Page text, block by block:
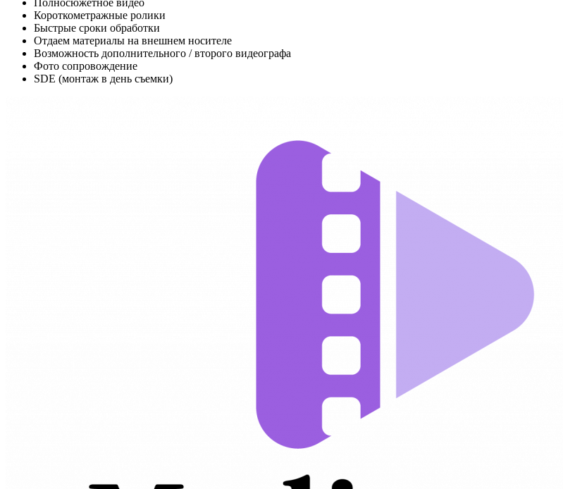
Короткометражные ролики
Быстрые сроки обработки
Отдаем материалы на внешнем носителе
Возможность дополнительного / второго видеографа
Фото сопровождение
SDE (монтаж в день съемки)